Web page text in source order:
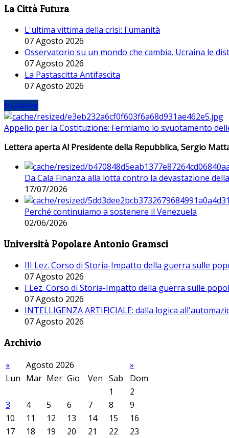
La Città Futura
L'ultima vittima della crisi: l'umanità
07 Agosto 2026
Osservatorio su un mondo che cambia. Ucraina le
07 Agosto 2026
La Pastascitta Antifascita
07 Agosto 2026
Iniziative
Appello per la Costituzione: Fermiamo lo svuotamento
Lettera aperta Al Presidente della Repubblica, Sergio
Da Cala Finanza alla lotta contro la devastazione
17/07/2026
Perché continuiamo a sostenere il Venezuela
02/06/2026
Università Popolare Antonio Gramsci
III Lez. Corso di Storia-Impatto della guerra sulle
07 Agosto 2026
I Lez. Corso di Storia-Impatto della guerra sulle
07 Agosto 2026
INTELLIGENZA ARTIFICIALE: dalla logica
07 Agosto 2026
Archivio
« Agosto 2026
»
Lun Mar Mer Gio Ven Sab
Dom
1
2
3
4 5 6 7 8
9
10
11 12 13 14 15
16
17
18 19 20 21 22
23